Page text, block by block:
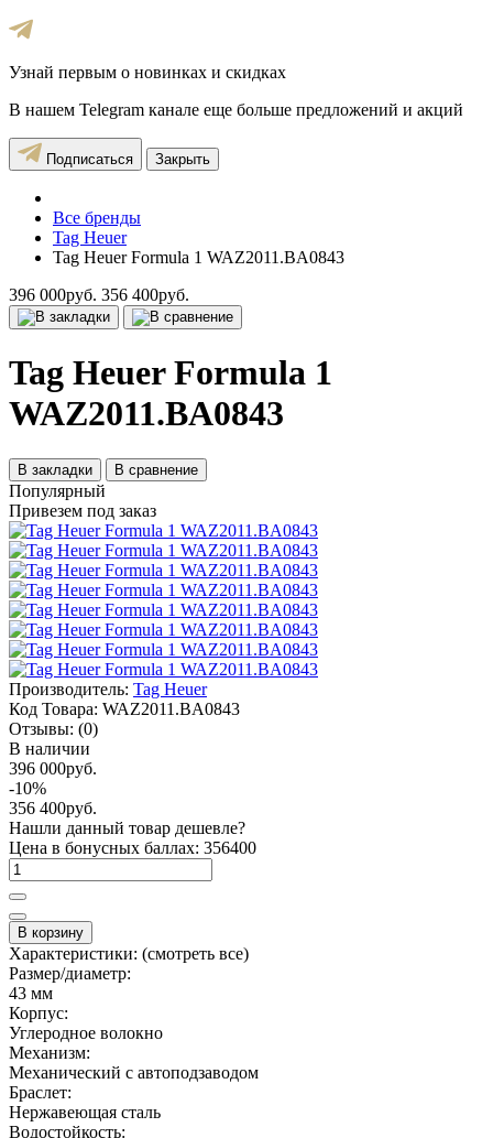
Узнай первым о новинках и скидках
В нашем Telegram канале еще больше предложений и акций
Подписаться Закрыть
Все бренды
Tag Heuer
Tag Heuer Formula 1 WAZ2011.BA0843
396 000руб. 356 400руб.
Tag Heuer Formula 1
WAZ2011.BA0843
В закладки В сравнение
Популярный
Привезем под заказ
Производитель: Tag Heuer
Код Товара: WAZ2011.BA0843
Отзывы: (0)
В наличии
396 000руб.
-10%
356 400руб.
Нашли данный товар дешевле?
Цена в бонусных баллах: 356400
В корзину
Характеристики: (смотреть все)
Размер/диаметр:
43 мм
Корпус:
Углеродное волокно
Механизм:
Механический с автоподзаводом
Браслет:
Нержавеющая сталь
Водостойкость: